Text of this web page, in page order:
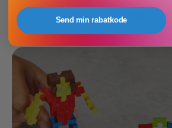
Send min rabatkode